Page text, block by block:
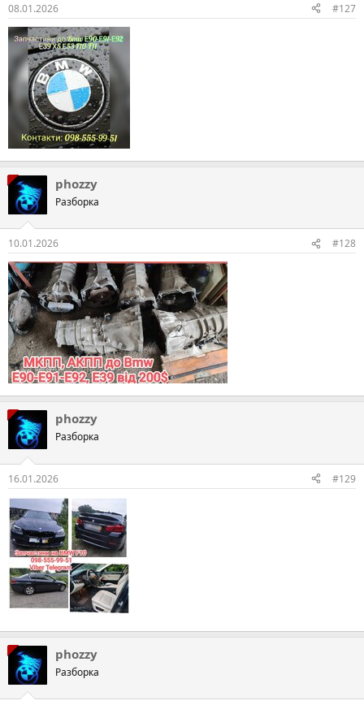
08.01.2026 #127
phozzy
Разборка
10.01.2026 #128
phozzy
Разборка
16.01.2026 #129
phozzy
Разборка